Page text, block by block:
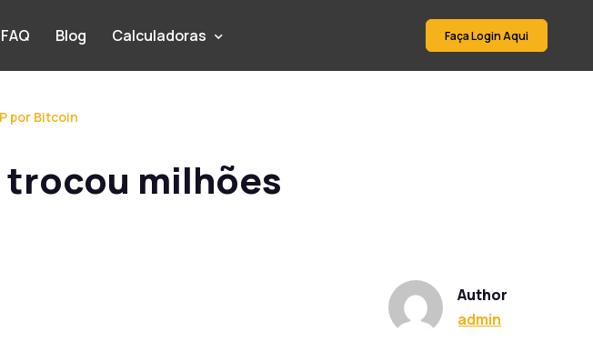
FAQ Blog Calculadoras Faça Login Aqui
por Bitcoin
trocou milhões
Author
admin